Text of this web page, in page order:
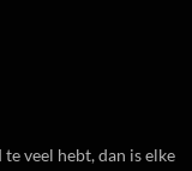
veel hebt, dan is elke